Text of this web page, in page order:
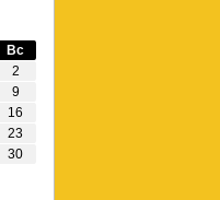
Вс
2
9
16
23
30